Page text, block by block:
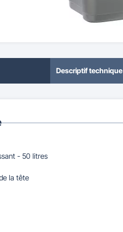
Descriptif technique
- 50 litres
la tête